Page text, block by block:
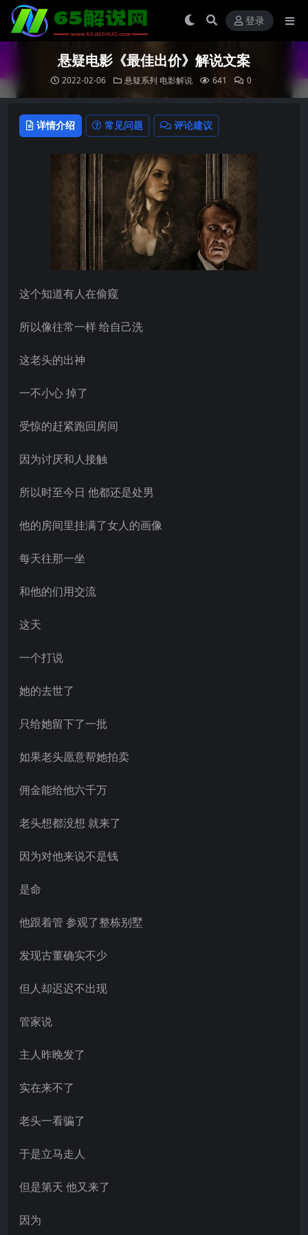
登录
悬疑电影《最佳出价》解说文案
2022-02-06 悬疑系列 电影解说 641 0
详情介绍 常见问题 评论建议
这个知道有人在偷窥
所以像往常一样 给自己洗
这老头的出神
一不小心 掉了
受惊的赶紧跑回房间
因为讨厌和人接触
所以时至今日 他都还是处男
他的房间里挂满了女人的画像
每天往那一坐
和他的们用交流
这天
一个打说
她的去世了
只给她留下了一批
如果老头愿意帮她拍卖
佣金能给他六千万
老头想都没想 就来了
因为对他来说不是钱
是命
他跟着管 参观了整栋别墅
发现古董确实不少
但人却迟迟不出现
管家说
主人昨晚发了
实在来不了
老头一看骗了
于是立马走人
但是第天 他又来了
因为